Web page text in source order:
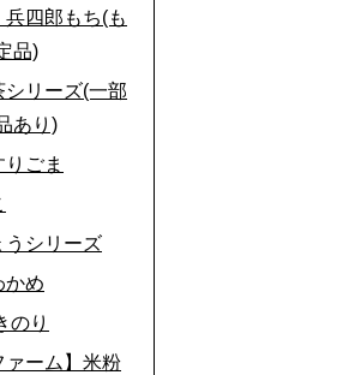
四郎もち(も
品)
シリーズ(一部
あり)
ごま
うシリーズ
かめ
のり
ァーム】米粉